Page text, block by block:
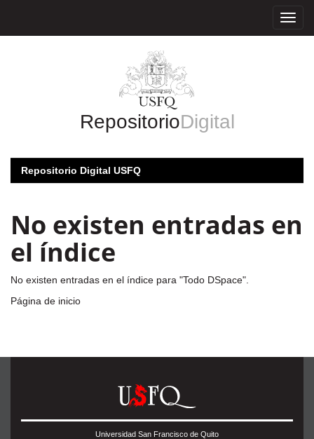
RepositorioDigital
Repositorio Digital USFQ
No existen entradas en
el índice
No existen entradas en el índice para "Todo DSpace".
Página de inicio
Universidad San Francisco de Quito